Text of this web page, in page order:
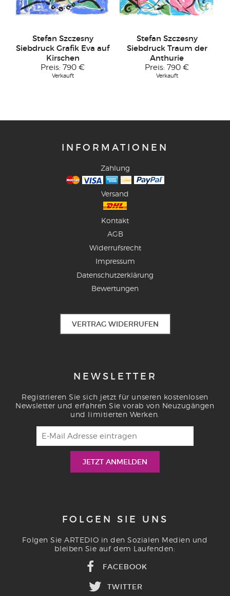
Stefan Szczesny
Siebdruck Grafik Eva auf
Kirschen
Preis: 790 €
Verkauft
Stefan Szczesny
Siebdruck Traum der
Anthurie
Preis: 790 €
Verkauft
INFORMATIONEN
Zahlung
Versand
Kontakt
AGB
Widerrufsrecht
Impressum
Datenschutzerklärung
Bewertungen
VERTRAG WIDERRUFEN
NEWSLETTER
Registrieren Sie sich jetzt für unseren kostenlosen
Newsletter und erfahren Sie vorab von Neuzugängen
und limitierten Werken.
FOLGEN SIE UNS
Folgen Sie ARTEDIO in den Sozialen Medien und
bleiben Sie auf dem Laufenden:
FACEBOOK
TWITTER